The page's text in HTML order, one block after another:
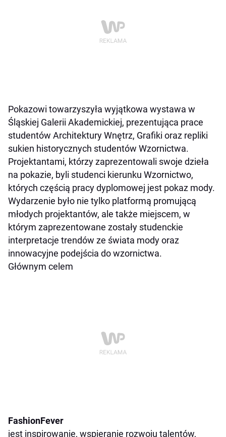
Pokazowi towarzyszyła wyjątkowa wystawa w
Śląskiej Galerii Akademickiej, prezentująca prace
studentów Architektury Wnętrz, Grafiki oraz repliki
sukien historycznych studentów Wzornictwa.
Projektantami, którzy zaprezentowali swoje dzieła
na pokazie, byli studenci kierunku Wzornictwo,
których częścią pracy dyplomowej jest pokaz mody.
Wydarzenie było nie tylko platformą promującą
młodych projektantów, ale także miejscem, w
którym zaprezentowane zostały studenckie
interpretacje trendów ze świata mody oraz
innowacyjne podejścia do wzornictwa.
Głównym celem
FashionFever
jest inspirowanie, wspieranie rozwoju talentów,